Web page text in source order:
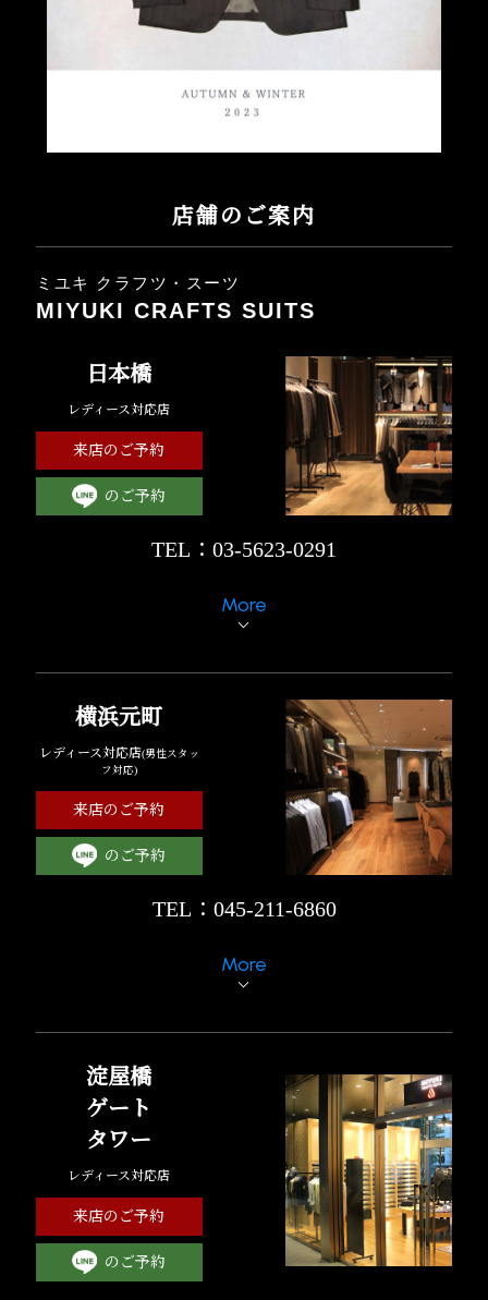
店舗のご案内
ミユキ クラフツ・スーツ
MIYUKI CRAFTS SUITS
日本橋
レディース対応店
来店のご予約
のご予約
TEL：03-5623-0291
More
横浜元町
レディース対応店(男性スタッ
フ対応)
来店のご予約
のご予約
TEL：045-211-6860
More
淀屋橋
ゲート
タワー
レディース対応店
来店のご予約
のご予約